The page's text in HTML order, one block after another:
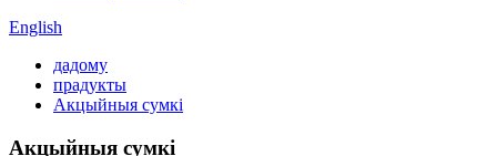
English
дадому
прадукты
Акцыйныя сумкі
Акцыйныя сумкі